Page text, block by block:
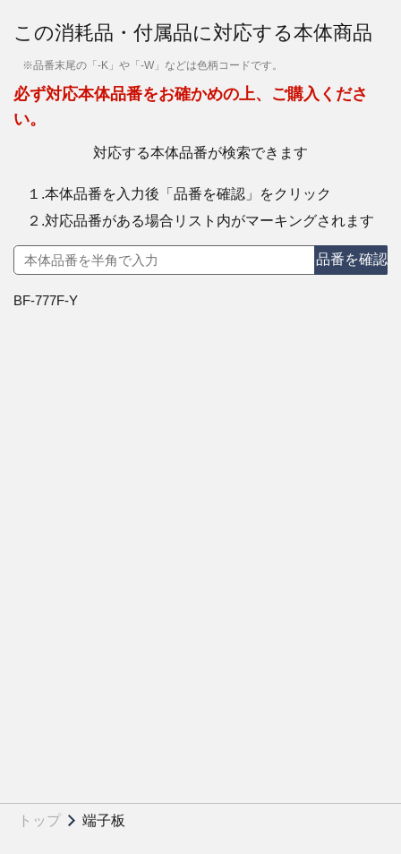
この消耗品・付属品に対応する本体商品
※品番末尾の「-K」や「-W」などは色柄コードです。
必ず対応本体品番をお確かめの上、ご購入くださ
い。
対応する本体品番が検索できます
１.本体品番を入力後「品番を確認」をクリック
２.対応品番がある場合リスト内がマーキングされます
品番を確認
BF-777F-Y
トップ 端子板